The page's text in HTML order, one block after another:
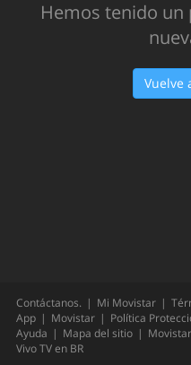
Hemos tenido
Vuelve
Contáctanos. Mi Movistar
App
Movistar Política
Ayuda
Mapa del sitio
Vivo TV en BR